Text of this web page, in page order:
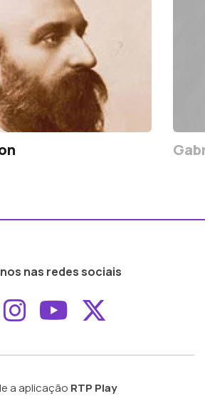
nas redes sociais
ao
Aceder ao
Aceder ao
a aplicação RTP Play